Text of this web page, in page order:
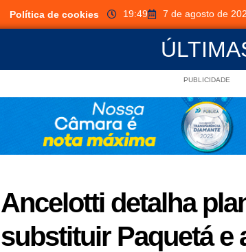
Política de cookies 19:49 7 de agosto de
PUBLICIDADE
Ancelotti detalha
substituir Paquetá e